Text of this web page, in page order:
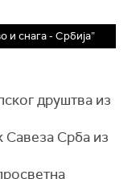
и снага - Србија”
друштва из
Савеза Срба из